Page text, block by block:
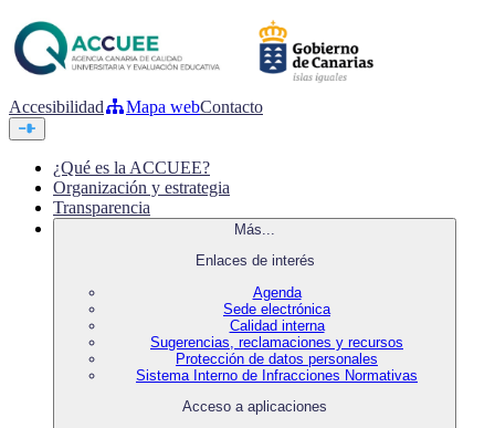
Accesibilidad Mapa webContacto
¿Qué es la ACCUEE?
Organización y estrategia
Transparencia
Más...
Enlaces de interés
Agenda
Sede electrónica
Calidad interna
Sugerencias, reclamaciones y recursos
Protección de datos personales
Sistema Interno de Infracciones Normativas
Acceso a aplicaciones